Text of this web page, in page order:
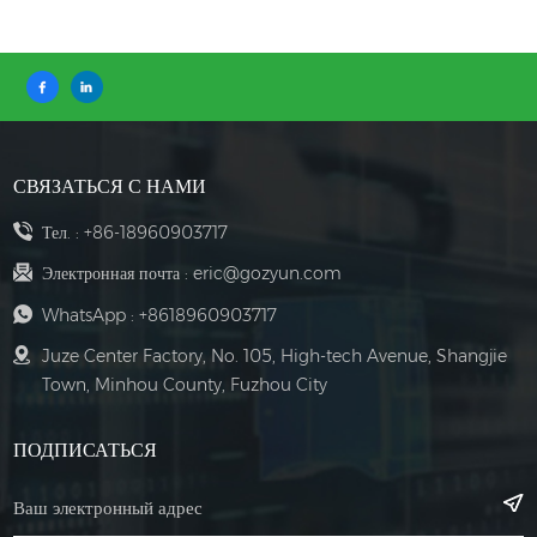
но и для управления системами водоснабжения, очистки сточных
вод, выхлопных газов и других систем.
СВЯЗАТЬСЯ С НАМИ
Тел. : +86-18960903717
Электронная почта : eric@gozyun.com
WhatsApp : +8618960903717
Juze Center Factory, No. 105, High-tech Avenue, Shangjie
Town, Minhou County, Fuzhou City
ПОДПИСАТЬСЯ